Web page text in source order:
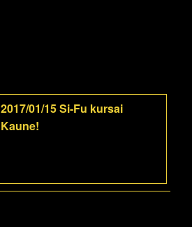
2017/01/15 Si-Fu kursai
Kaune!